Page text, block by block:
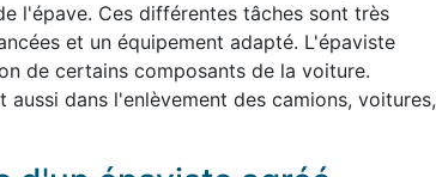
l'épave. Ces différentes tâches sont très
et un équipement adapté. L'épaviste
de certains composants de la voiture.
dans l'enlèvement des camions, voitures,